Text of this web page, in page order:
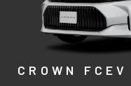
CROWN FCEV